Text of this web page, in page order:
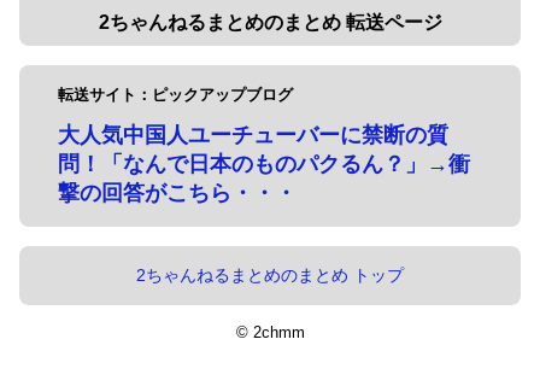
2ちゃんねるまとめのまとめ 転送ページ
転送サイト：ピックアップブログ
大人気中国人ユーチューバーに禁断の質
問！「なんで日本のものパクるん？」→衝
撃の回答がこちら・・・
2ちゃんねるまとめのまとめ トップ
© 2chmm